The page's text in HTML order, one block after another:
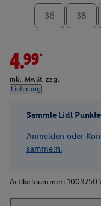
36 38
4.99*
inkl. MwSt. zzgl.
Lieferung
Sammle Lidl
Anmelden oder
sammeln.
Artikelnummer: